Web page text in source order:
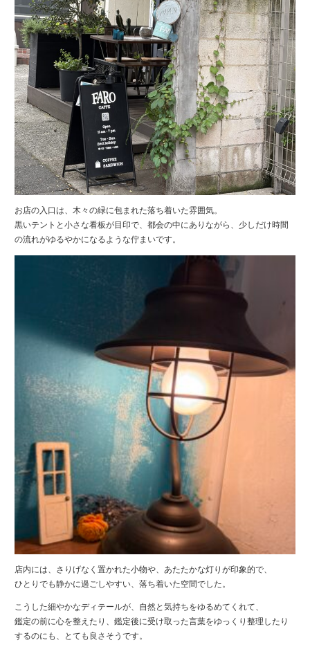
お店の入口は、木々の緑に包まれた落ち着いた雰囲気。
黒いテントと小さな看板が目印で、都会の中にありながら、少しだけ時間
の流れがゆるやかになるような佇まいです。
店内には、さりげなく置かれた小物や、あたたかな灯りが印象的で、
ひとりでも静かに過ごしやすい、落ち着いた空間でした。
こうした細やかなディテールが、自然と気持ちをゆるめてくれて、
鑑定の前に心を整えたり、鑑定後に受け取った言葉をゆっくり整理したり
するのにも、とても良さそうです。